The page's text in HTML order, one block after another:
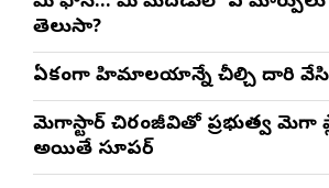
తెలుసా?
ఏకంగా హిమాలయాన్నే చీల్చి దారి
మెగాస్టార్ చిరంజీవితో ప్రభుత్వ మెగా
అయితే సూపర్